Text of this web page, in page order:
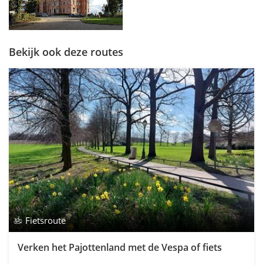
Bekijk ook deze routes
Fietsroute
Verken het Pajottenland met de Vespa of fiets